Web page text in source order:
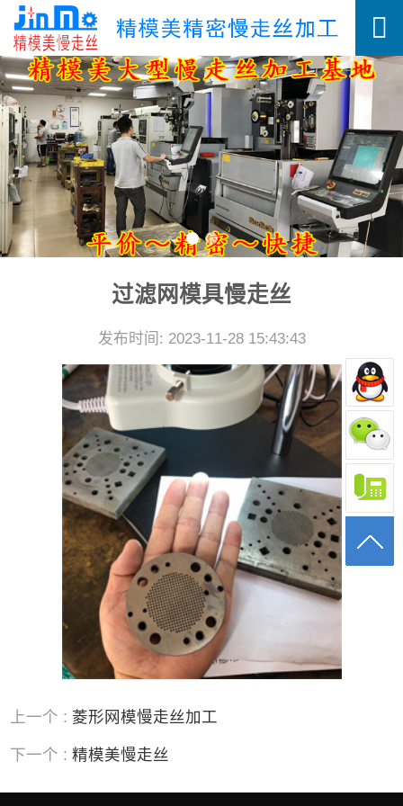
过滤网模具慢走丝
发布时间: 2023-11-28 15:43:43
上一个 : 菱形网模慢走丝加工
下一个 :精模美慢走丝